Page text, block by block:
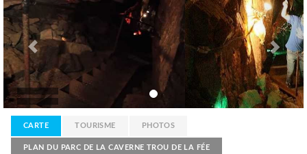
CARTE TOURISME PHOTOS
PLAN DU PARC DE LA CAVERNE TROU DE LA FÉE